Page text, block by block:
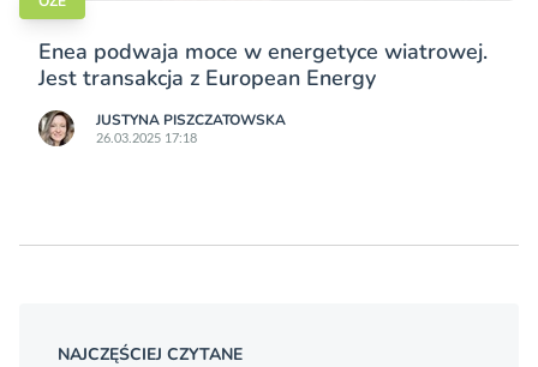
Enea podwaja moce w energetyce wiatrowej.
Jest transakcja z European Energy
JUSTYNA PISZCZATOWSKA
26.03.2025 17:18
NAJCZĘŚCIEJ CZYTANE